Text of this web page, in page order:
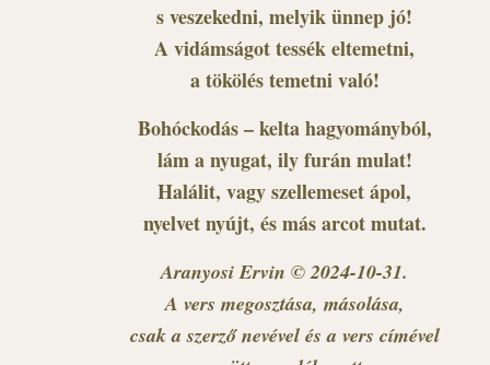
s veszekedni, melyik ünnep jó!
A vidámságot tessék eltemetni,
a tökölés temetni való!
Bohóckodás – kelta hagyományból,
lám a nyugat, ily furán mulat!
Halálit, vagy szellemeset ápol,
nyelvet nyújt, és más arcot mutat.
Aranyosi Ervin © 2024-10-31.
A vers megosztása, másolása,
csak a szerző nevével és a vers címével